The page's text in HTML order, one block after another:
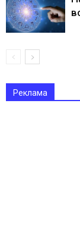
Реклама